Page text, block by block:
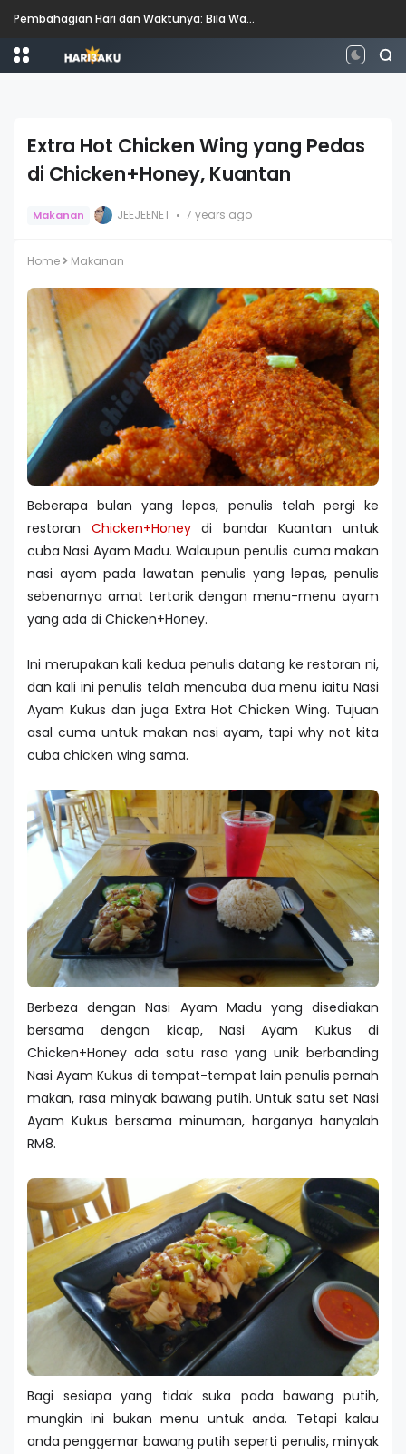
Pembahagian Hari dan Waktunya: Bila Waktunya Pagi, Tengah Hari, Petang dan Malam?
Extra Hot Chicken Wing yang Pedas
di Chicken+Honey, Kuantan
Makanan JEEJEENET 7 years ago
Home Makanan
Beberapa bulan yang lepas, penulis telah pergi ke
restoran Chicken+Honeydi bandar Kuantan untuk
cuba Nasi Ayam Madu. Walaupun penulis cuma makan
nasi ayam pada lawatan penulis yang lepas, penulis
sebenarnya amat tertarik dengan menu-menu ayam
yang ada di Chicken+Honey.
Ini merupakan kali kedua penulis datang ke restoran ni,
dan kali ini penulis telah mencuba dua menu iaitu Nasi
Ayam Kukus dan juga Extra Hot Chicken Wing. Tujuan
asal cuma untuk makan nasi ayam, tapi why not kita
cuba chicken wing sama.
Berbeza dengan Nasi Ayam Madu yang disediakan
bersama dengan kicap, Nasi Ayam Kukus di
Chicken+Honey ada satu rasa yang unik berbanding
Nasi Ayam Kukus di tempat-tempat lain penulis pernah
makan, rasa minyak bawang putih. Untuk satu set Nasi
Ayam Kukus bersama minuman, harganya hanyalah
RM8.
Bagi sesiapa yang tidak suka pada bawang putih,
mungkin ini bukan menu untuk anda. Tetapi kalau
anda penggemar bawang putih seperti penulis, minyak